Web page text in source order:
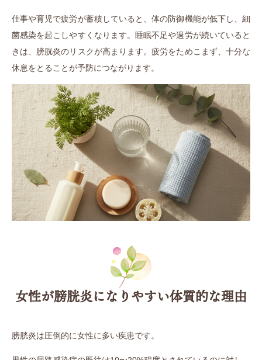
仕事や育児で疲労が蓄積していると、体の防御機能が低下し、細
菌感染を起こしやすくなります。睡眠不足や過労が続いていると
きは、膀胱炎のリスクが高まります。疲労をためこまず、十分な
休息をとることが予防につながります。
女性が膀胱炎になりやすい体質的な理由
膀胱炎は圧倒的に女性に多い疾患です。